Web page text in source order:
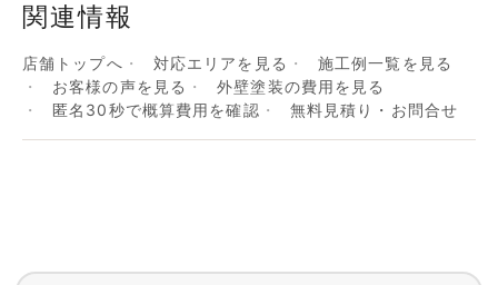
関連情報
店舗トップへ 対応エリアを見る
施工例一覧を見る
お客様の声を見る
外壁塗装の費用を見る
匿名30秒で概算費用を確認
無料見積り・お問合せ